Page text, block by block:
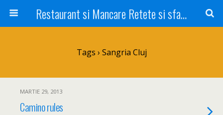
Restaurant si Mancare Retete si sfaturi Picant bun si rapid
Tags › Sangria Cluj
MARTIE 29, 2013
Camino rules